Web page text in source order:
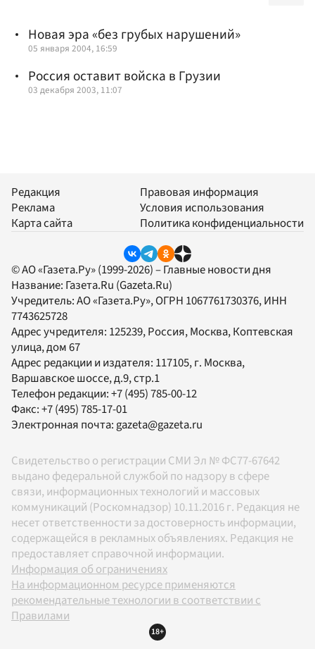
Новая эра «без грубых нарушений»
05 января 2004, 16:59
Россия оставит войска в Грузии
03 декабря 2003, 11:07
Редакция
Реклама
Карта сайта
Правовая информация
Условия использования
Политика конфиденциальности
© АО «Газета.Ру» (1999-2026) – Главные новости дня
Название: Газета.Ru (Gazeta.Ru)
Учредитель:АО «Газета.Ру», ОГРН 1067761730376, ИНН
7743625728
Адрес учредителя: 125239, Россия, Москва, Коптевская
улица, дом 67
Адрес редакции и издателя: 117105, г. Москва,
Варшавское шоссе, д.9, стр.1
Телефон редакции:+7 (495) 785-00-12
Факс:+7 (495) 785-17-01
Электронная почта:gazeta@gazeta.ru
Свидетельство о регистрации СМИ Эл № ФС77-67642
выдано федеральной службой по надзору в сфере
связи, информационных технологий и массовых
коммуникаций (Роскомнадзор) 10.11.2016 г. Редакция не
несет ответственности за достоверность информации,
содержащейся в рекламных объявлениях. Редакция не
предоставляет справочной информации.
Информация об ограничениях
На информационном ресурсе применяются
рекомендательные технологии в соответствии с
Правилами
18+